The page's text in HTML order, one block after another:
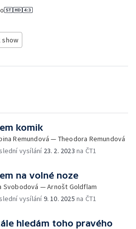
show
komik
Remundová — Theodora Remundová
vysílání 23. 2. 2023 na ČT1
na volné noze
Svobodová — Arnošt Goldflam
vysílání9. 10. 2025 na ČT1
hledám toho pravého